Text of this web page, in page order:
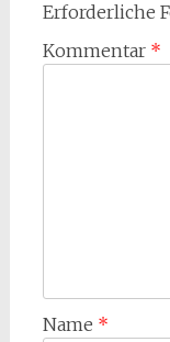
Erforderliche
Kommentar *
Name *